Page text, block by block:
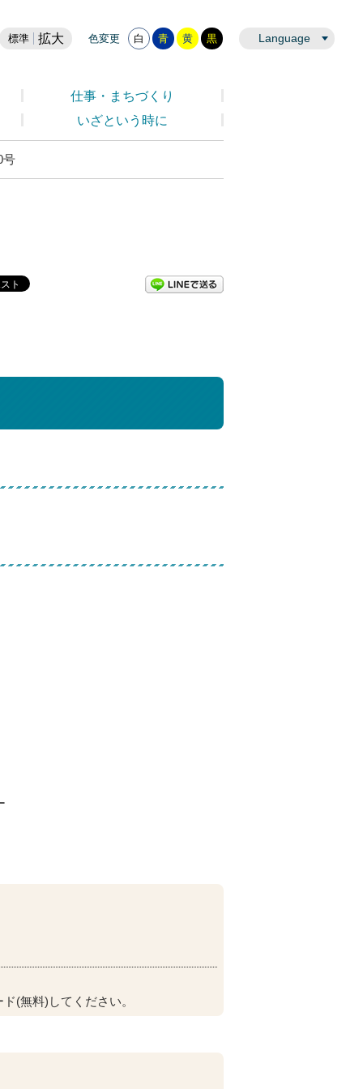
標準 拡大 色変更 白 青 黄 黒 Language
仕事・まちづくり
いざという時に
号
(無料)してください。